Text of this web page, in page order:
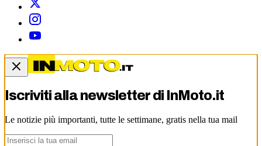
Iscriviti alla newsletter di InMoto.it
Le notizie più importanti, tutte le settimane, gratis nella tua mail